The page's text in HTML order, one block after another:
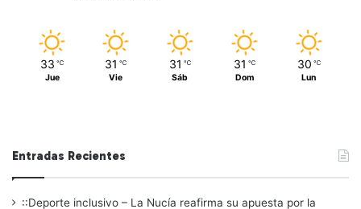
33 ℃
Jue
31 ℃
Vie
31 ℃
Sáb
31 ℃
Dom
30 ℃
Lun
Entradas Recientes
::Deporte inclusivo – La Nucía reafirma su apuesta por la